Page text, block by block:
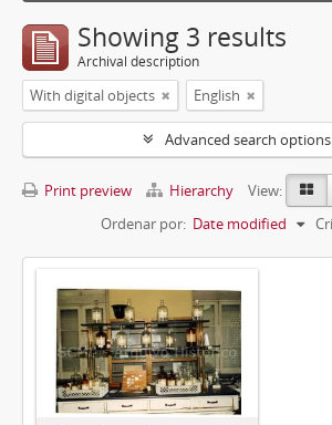
Showing 3 results
Archival description
With digital objects English
Advanced search options
Print preview Hierarchy
View:
Ordenar por: Date modified